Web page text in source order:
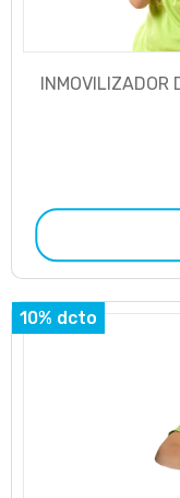
INMOVILIZADOR
10% dcto